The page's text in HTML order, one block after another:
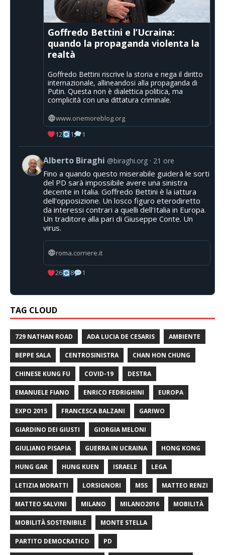
Goffredo Bettini e l’Ucraina:
quando la propaganda violenta la
realtà
Goffredo Bettini riscrive la storia e nega il diritto
internazionale, allineandosi alla propaganda di
Putin. Questa non è dialettica politica, ma
complicità con una dittatura criminale.
www.onemoreblog.org
12
1 1
Alberto Biraghi @biraghi.org 21 ore
Fino a quando questo miserabile guiderà le sorti
del PD sarà impossibile avere una sinistra
decente in Italia. Goffredo Bettini è la iattura
dell'opposizione. Un losco figuro eterodiretto
da interessi contrari a quelli dell'Italia in Europa.
Un traditore alla pari di Giuseppe Conte. Un
virus.
roma.corriere.it
26 8 1
TAG CLOUD
729 NATHAN ROAD ADA LUCIA DE CESARIS AMBIENTE
BEPPE SALA CENTROSINISTRA CHAN HON CHUNG
CHINESE KUNG FU COVID-19 DESTRA
EMANUELE FIANO ENRICO FEDRIGHINI EUROPA
EXPO 2015 FRANCESCA BALZANI GARIWO
GIARDINO DEI GIUSTI GIORGIA MELONI
GIULIANO PISAPIA GUERRA IN UCRAINA HONG KONG
HUNG GAR HUNG KUEN ISRAELE LEGA
LETIZIA MORATTI LORSIGNORI M5S MATTEO RENZI
MATTEO SALVINI MILANO MILANO2016 MOBILITÀ
MOBILITÀ SOSTENIBILE MONTE STELLA
PARTITO DEMOCRATICO PD